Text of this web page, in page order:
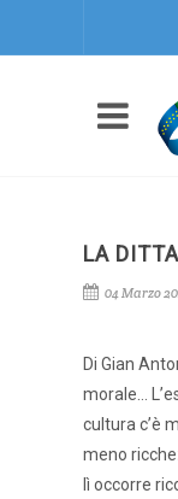
LA
04 Marzo
Di Gian
morale…
cultura c’è
meno
lì occorre